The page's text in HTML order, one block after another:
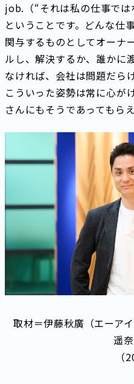
job.（“それは私の仕事では
ということです。どんな仕
関与するものとしてオーナ
ルし、解決するか、誰かに
なければ、会社は問題だら
こういった姿勢は常に心が
さんにもそうであってもら
取材＝伊藤秋廣（エーア
遥
（